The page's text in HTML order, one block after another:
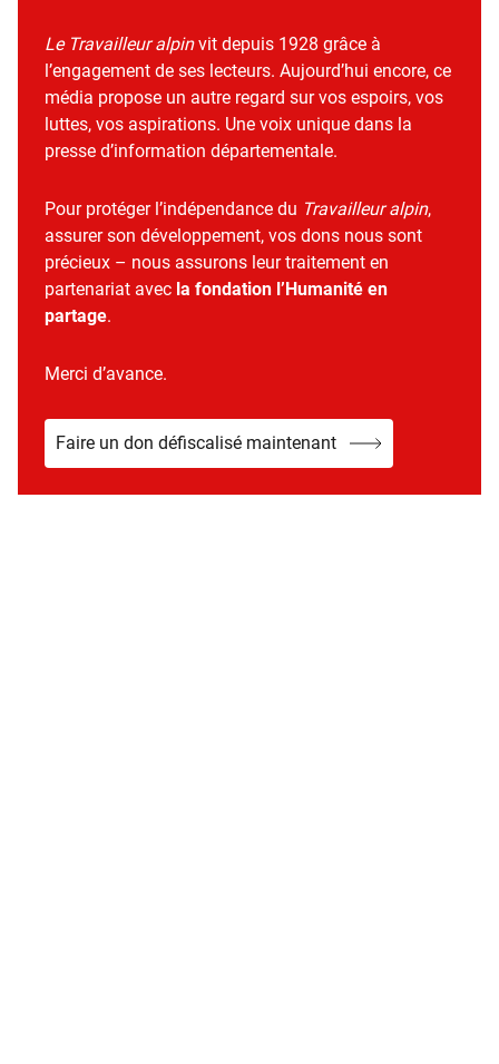
Le Travailleur alpinvit depuis 1928 grâce à
l’engagement de ses lecteurs. Aujourd’hui encore, ce
média propose un autre regard sur vos espoirs, vos
luttes, vos aspirations. Une voix unique dans la
presse d’information départementale.
Pour protéger l’indépendance du Travailleur alpin,
assurer son développement, vos dons nous sont
précieux – nous assurons leur traitement en
partenariat avec la fondation l’Humanité en
partage.
Merci d’avance.
Faire un don défiscalisé maintenant